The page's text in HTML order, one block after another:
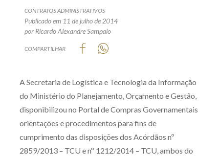
Encarregado (contato)
Zênite Fácil IA
Zênite Play
Orientação por Escrito
Mentoria Zênite
CONTRATOS ADMINISTRATIVOS
Publicado em 11 de julho de 2014
por Ricardo Alexandre Sampaio
COMPARTILHAR
A Secretaria de Logística e Tecnologia da Informação
do Ministério do Planejamento, Orçamento e Gestão,
disponibilizou no Portal de Compras Governamentais
orientações e procedimentos para fins de
cumprimento das disposições dos Acórdãos nº
2859/2013 – TCU e nº 1212/2014 – TCU, ambos do